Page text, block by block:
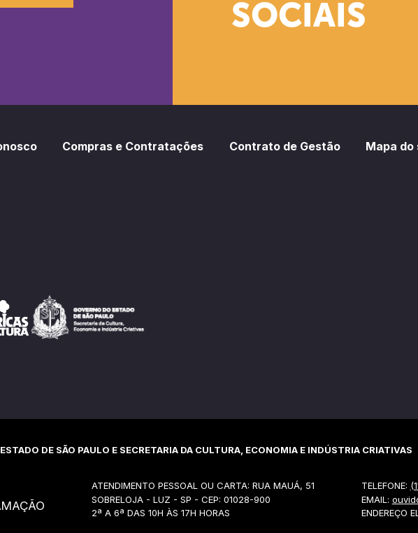
SOCIAIS
Compras e Contratações Contrato de Gestão Mapa do
DE SÃO PAULO E SECRETARIA DA CULTURA, ECONOMIA E INDÚSTRIA CRIATIVAS
ATENDIMENTO PESSOAL OU CARTA: RUA MAUÁ, 51
SOBRELOJA - LUZ - SP - CEP: 01028-900
2ª A 6ª DAS 10H ÀS 17H HORAS
TELEFONE:
EMAIL:
ENDEREÇO